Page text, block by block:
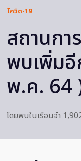
โควิด-19
สถานก
พบเพิ่ม
พ.ค. 64
โดยพบในเรือนจำ